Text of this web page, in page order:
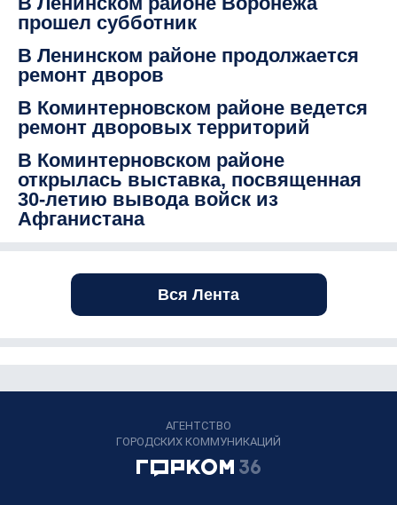
прошел субботник
В Ленинском районе продолжается
ремонт дворов
В Коминтерновском районе ведется
ремонт дворовых территорий
В Коминтерновском районе
открылась выставка, посвященная
30-летию вывода войск из
Афганистана
Вся Лента
АГЕНТСТВО
ГОРОДСКИХ КОММУНИКАЦИЙ